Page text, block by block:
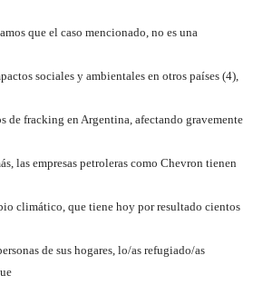
que el caso mencionado, no es una
sociales y ambientales en otros países (4),
de fracking en Argentina, afectando gravemente
las empresas petroleras como Chevron tienen
climático, que tiene hoy por resultado cientos
de sus hogares, lo/as refugiado/as